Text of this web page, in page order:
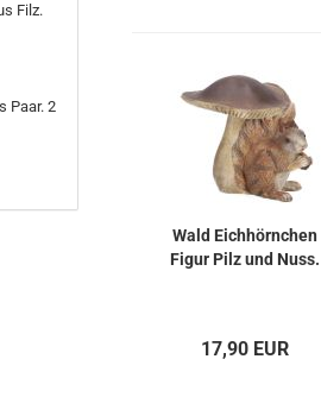
Wald Eichhörnchen
Figur Pilz und Nuss.
17,90 EUR
Filz.
Paar. 2